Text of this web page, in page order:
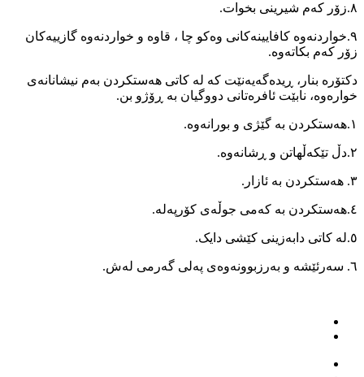
٨.زۆر کەم شیرینی بخوات.
٩.خواردنەوە کافایینەکانی وەکو چا ، قاوە و خواردنەوە گازییەکان
زۆر کەم بکاتەوە.
دکتۆرە بنار، ڕیدەگەیەنێت کە لە کاتی هەستکردن بەم نیشانانەی
خوارەوە، نابێت ئافرەتانی دووگیان بە ڕۆژو بن.
١.هەستکردن بە گێژی و بورانەوە.
٢.دڵ تێکەڵهاتن و ڕشانەوە.
٣. هەستکردن بە ئازار.
٤.هەستکردن بە کەمی جوڵەی کۆرپەلە.
٥.لە کاتی دابەزینی کێشی دایک.
٦. سەرئێشە و بەرزبوونەوەی پەلی گەرمی لەش.